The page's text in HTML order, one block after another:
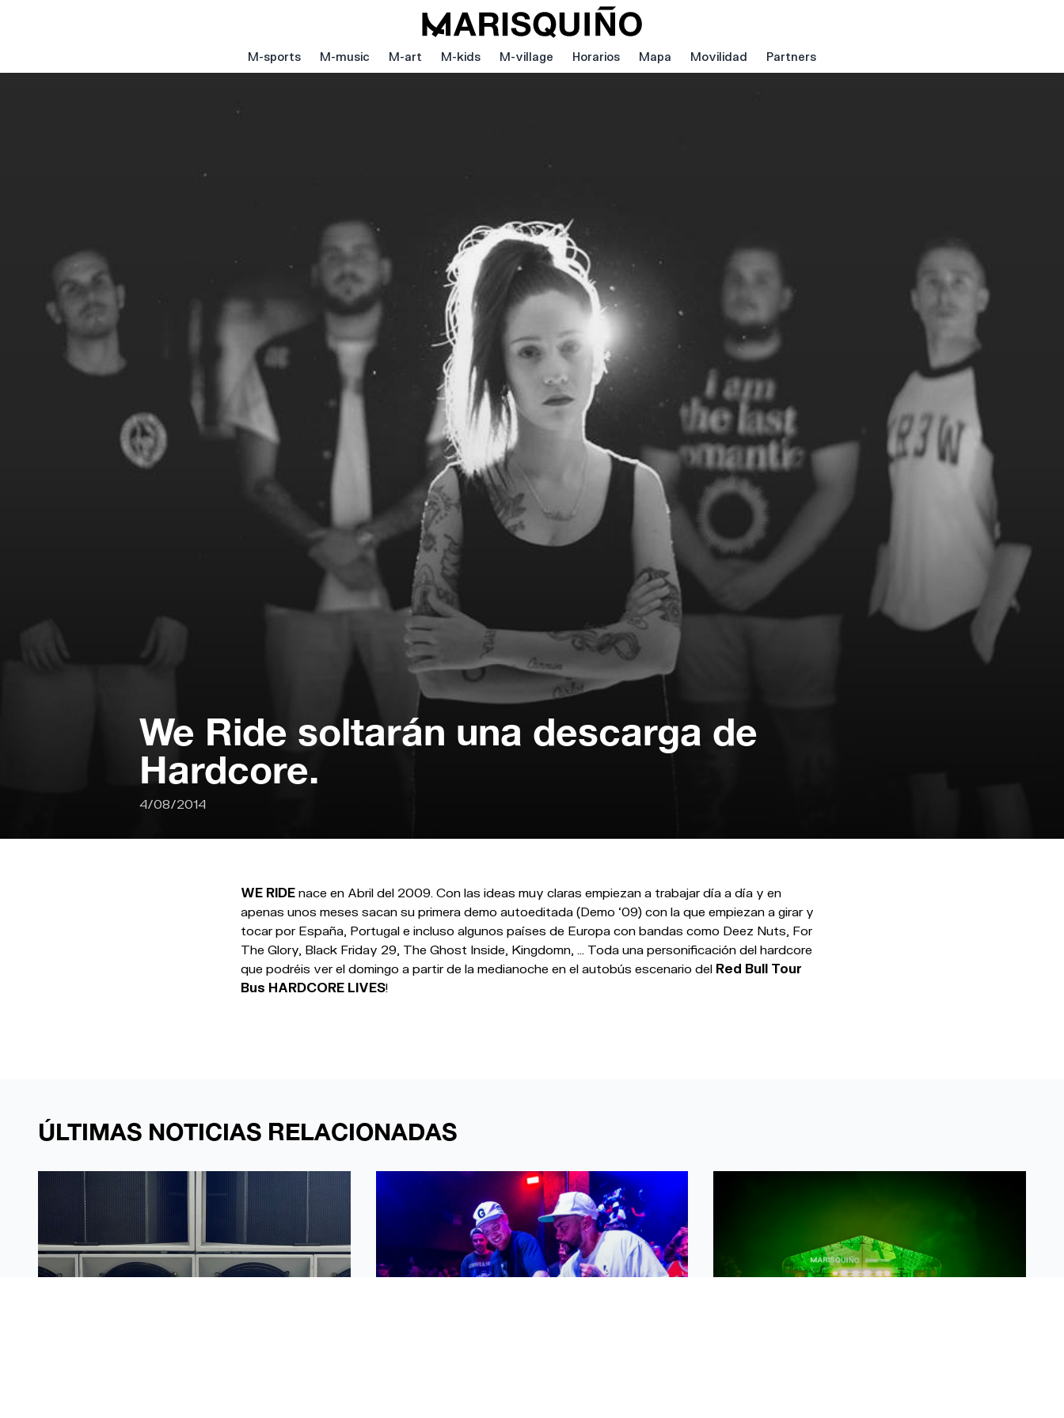
M-sports M-music M-art M-kids M-village Horarios Mapa Movilidad Partners
We Ride soltarán una descarga de
Hardcore.
4/08/2014
WE RIDE nace en Abril del 2009. Con las ideas muy claras empiezan a trabajar día a día y en
apenas unos meses sacan su primera demo autoeditada (Demo ‘09) con la que empiezan a girar y
tocar por España, Portugal e incluso algunos países de Europa con bandas como Deez Nuts, For
The Glory, Black Friday 29, The Ghost Inside, Kingdomn, … Toda una personificación del hardcore
que podréis ver el domingo a partir de la medianoche en el autobús escenario del Red Bull Tour
Bus HARDCORE LIVES!
ÚLTIMAS NOTICIAS RELACIONADAS